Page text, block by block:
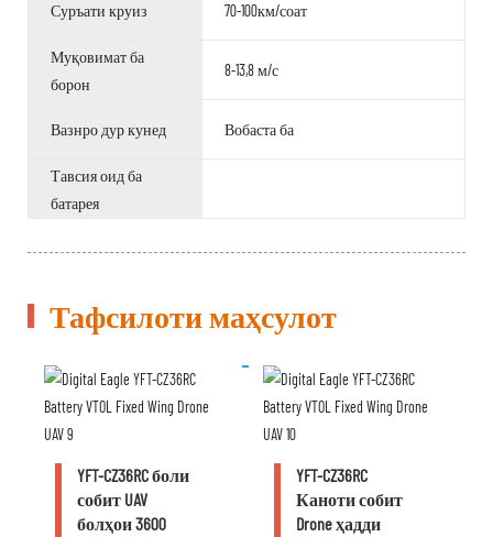
Суръати круиз 70-100км/соат
Муқовимат ба
борон
8-13,8 м/с
Вазнро дур кунед Вобаста ба
Тавсия оид ба
батарея
Тафсилоти маҳсулот
YFT-CZ36RC боли
собит UAV
болҳои 3600
YFT-CZ36RC
Каноти собит
Drone ҳадди